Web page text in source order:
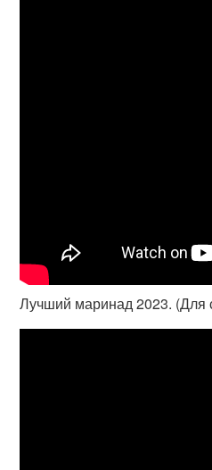
Лучший маринад 2023. (Для